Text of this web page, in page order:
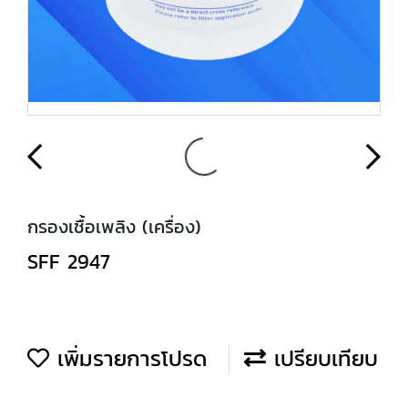
กรองเชื้อเพลิง (เครื่อง)
SFF 2947
เพิ่มรายการโปรด เปรียบเทียบ